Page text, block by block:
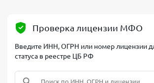
Проверка лицензии МФО
Введите ИНН, ОГРН или номер лицензии
статуса в реестре ЦБ РФ